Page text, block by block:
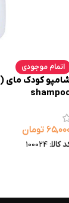
اتمام موجودی
تومان
کالا: 100024